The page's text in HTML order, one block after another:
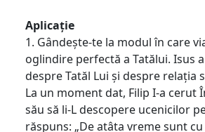
Aplicație
1. Gândește-te la modul în care
oglindire perfectă a Tatălui. Isus
despre Tatăl Lui și despre relația
La un moment dat, Filip I-a cerut
său să li-L descopere ucenicilor
răspuns: „De atâta vreme sunt